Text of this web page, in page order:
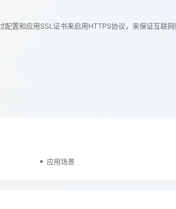
全面适配，
中小企业服务商合作专区
置和应用SSL证书来启用HTTPS协议，来保证互联
应用场景